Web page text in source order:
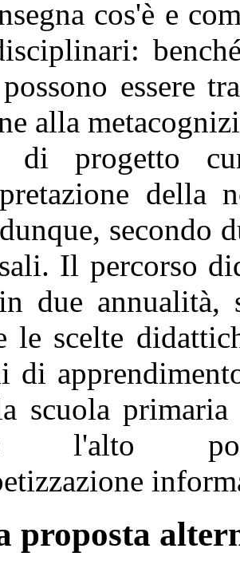
cos'è e
essere
alla
di progetto
della
secondo
Il percorso
due annualità,
le scelte
di
scuola
l'alto
proposta